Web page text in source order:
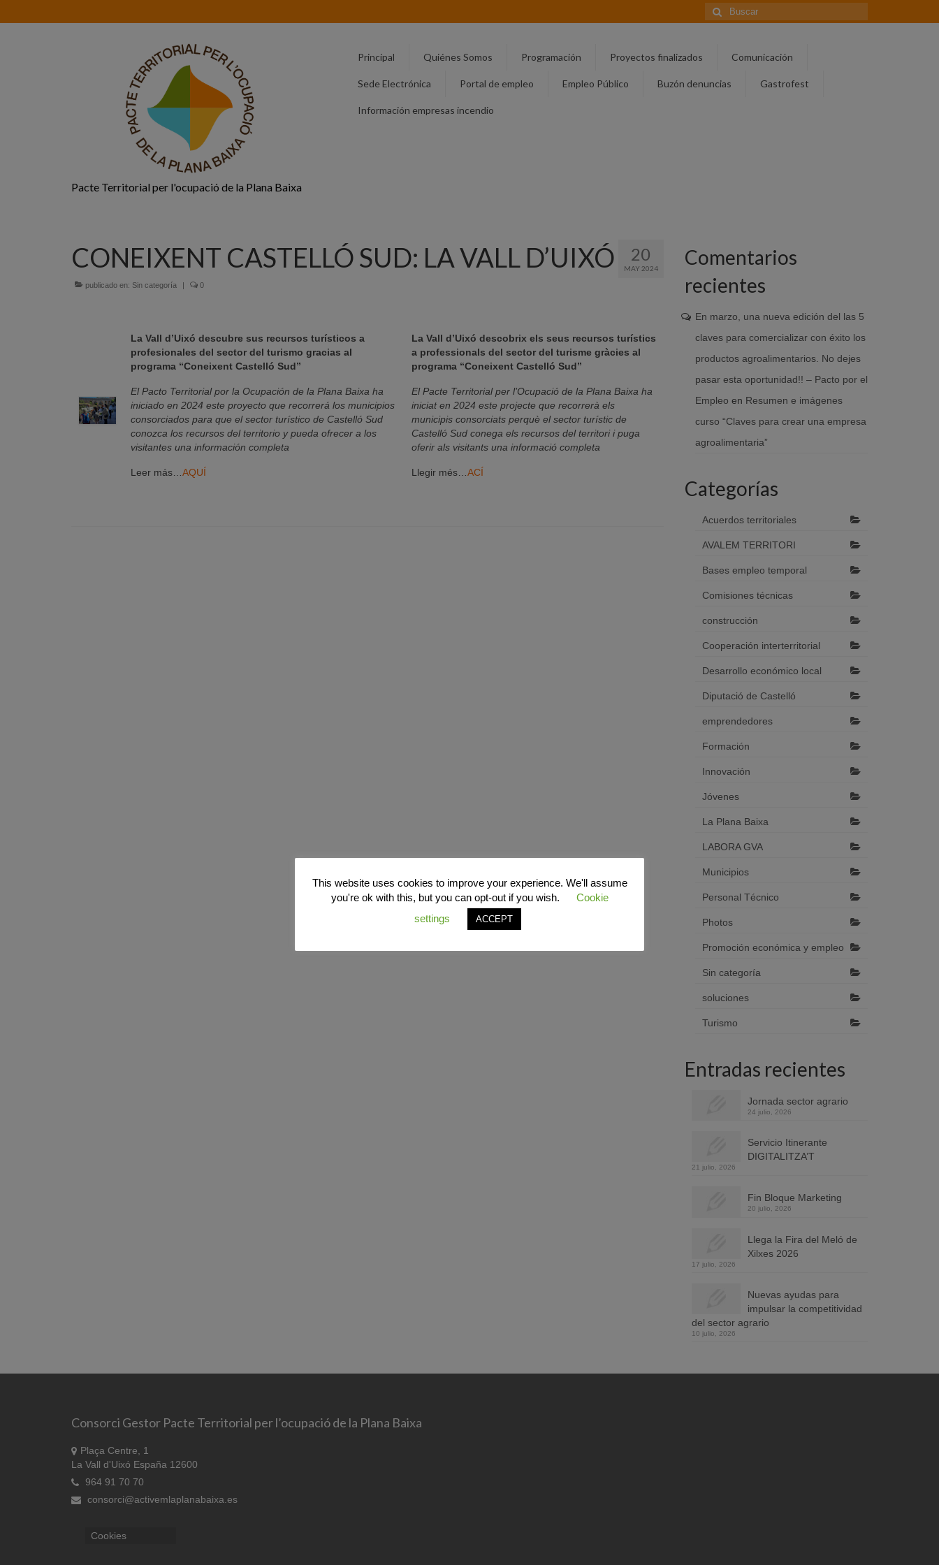
Buscar
por:
Pacte Territorial per l'ocupació de la Plana Baixa
Principal Quiénes Somos Programación Proyectos finalizados Comunicación
Sede Electrónica Portal de empleo Empleo Público Buzón denuncias Gastrofest
Información empresas incendio
20
MAY 2024
CONEIXENT CASTELLÓ SUD: LA VALL D’UIXÓ
publicado en: Sin categoría | 0
La Vall d’Uixó descubre sus recursos turísticos a
profesionales del sector del turismo gracias al
programa “Coneixent Castelló Sud”
El Pacto Territorial por la Ocupación de la Plana Baixa ha
iniciado en 2024 este proyecto que recorrerá los municipios
consorciados para que el sector turístico de Castelló Sud
conozca los recursos del territorio y pueda ofrecer a los
visitantes una información completa
Leer más… AQUÍ
La Vall d’Uixó descobrix els seus recursos turístics
a professionals del sector del turisme gràcies al
programa “Coneixent Castelló Sud”
El Pacte Territorial per l’Ocupació de la Plana Baixa ha
iniciat en 2024 este projecte que recorrerà els
municipis consorciats perquè el sector turístic de
Castelló Sud conega els recursos del territori i puga
oferir als visitants una informació completa
Llegir més… ACÍ
Comentarios
recientes
En marzo, una nueva edición del las 5
claves para comercializar con éxito los
productos agroalimentarios. No dejes
pasar esta oportunidad!! – Pacto por el
Empleo en Resumen e imágenes
curso “Claves para crear una empresa
agroalimentaria”
Categorías
Acuerdos territoriales
AVALEM TERRITORI
Bases empleo temporal
Comisiones técnicas
construcción
Cooperación interterritorial
Desarrollo económico local
Diputació de Castelló
emprendedores
Formación
Innovación
Jóvenes
La Plana Baixa
LABORA GVA
Municipios
Personal Técnico
Photos
Promoción económica y empleo
Sin categoría
soluciones
Turismo
Entradas recientes
Jornada sector agrario
24 julio, 2026
Servicio Itinerante
DIGITALITZA’T
21 julio, 2026
Fin Bloque Marketing
20 julio, 2026
Llega la Fira del Meló de
Xilxes 2026
17 julio, 2026
Nuevas ayudas para
impulsar la competitividad
del sector agrario
10 julio, 2026
Consorci Gestor Pacte Territorial per l’ocupació de la Plana Baixa
Plaça Centre, 1
La Vall d'Uixó España 12600
964 91 70 70
consorci@activemlaplanabaixa.es
Cookies
This website uses cookies to improve your experience. We'll assume
you're ok with this, but you can opt-out if you wish.
Cookie
settings
ACCEPT